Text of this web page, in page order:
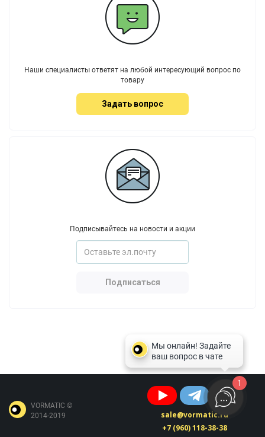
Наши специалисты ответят на любой интересующий вопрос по
товару
Задать вопрос
Подписывайтесь на новости и акции
Подписаться
VORMATIC ©
2014-2019
sale@vormatic.ru
+7 (960) 118-38-38
1